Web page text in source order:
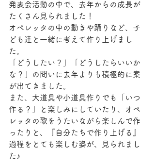
発表会活動の中で、去年からの成長が
たくさん見られました！
オペレッタの中の動きや踊りなど、子
ども達と一緒に考えて作り上げまし
た。
「どうしたい？」「どうしたらいいか
な？」の問いに去年よりも積極的に案
が出てきました。
また、大道具や小道具作りでも「いつ
作る？」と楽しみにしていたり、オペ
レッタの歌をうたいながら楽しんで作
ったりと、『自分たちで作り上げる』
過程をとても楽しむ姿が、見られまし
た♪